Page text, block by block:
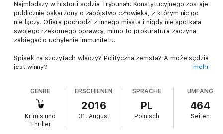
Najmłodszy w historii sędzia Trybunału Konstytucyjnego zostaje
publicznie oskarżony o zabójstwo człowieka, z którym nic go
nie łączy. Ofiara pochodzi z innego miasta i nigdy nie spotkała
swojego rzekomego oprawcy, mimo to prokuratura zaczyna
zabiegać o uchylenie immunitetu.
Spisek na szczytach władzy? Polityczna zemsta? A może sędzia
jest winny?
Chyłki. Nie wie, że prawniczka, która niegdyś brylowała w salach
sądowych, teraz zmaga się z chorobą alkoholową i upiorami z
czasów młodości.
Razem zaczynają odkrywać tropy prowadzące do miejsc, gdzie
mehr
GENRE
Krimis und
Thriller
ERSCHIENEN
2016
31. August
SPRACHE
PL
Polnisch
UMFANG
464
Seiten